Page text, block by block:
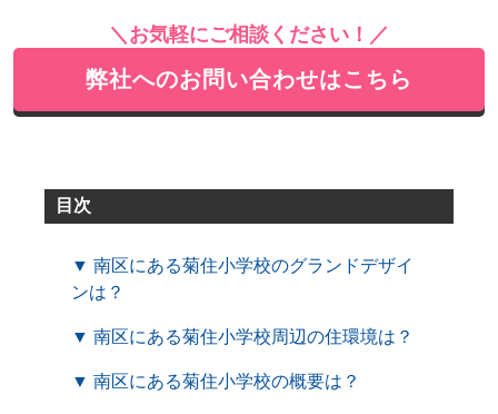
＼お気軽にご相談ください！／
弊社へのお問い合わせはこちら
目次
▼ 南区にある菊住小学校のグランドデザイ
ンは？
▼ 南区にある菊住小学校周辺の住環境は？
▼ 南区にある菊住小学校の概要は？